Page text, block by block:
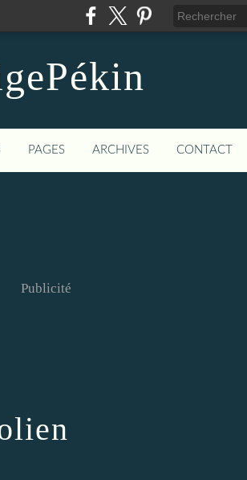
PAGES ARCHIVES CONTACT
Publicité